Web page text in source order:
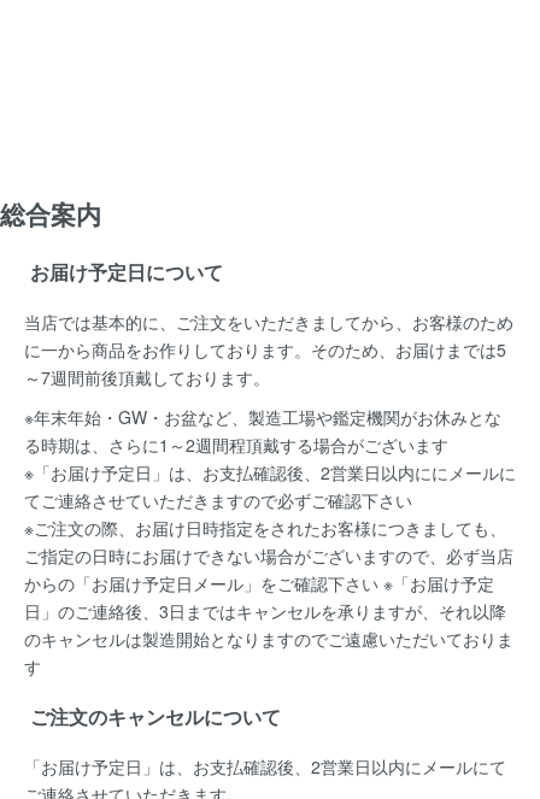
総合案内
お届け予定日について
当店では基本的に、ご注文をいただきましてから、お客様のため
に一から商品をお作りしております。そのため、お届けまでは5
～7週間前後頂戴しております。
※年末年始・GW・お盆など、製造工場や鑑定機関がお休みとな
る時期は、さらに1～2週間程頂戴する場合がございます
※「お届け予定日」は、お支払確認後、2営業日以内ににメールに
てご連絡させていただきますので必ずご確認下さい
※ご注文の際、お届け日時指定をされたお客様につきましても、
ご指定の日時にお届けできない場合がございますので、必ず当店
からの「お届け予定日メール」をご確認下さい ※「お届け予定
日」のご連絡後、3日まではキャンセルを承りますが、それ以降
のキャンセルは製造開始となりますのでご遠慮いただいておりま
す
ご注文のキャンセルについて
「お届け予定日」は、お支払確認後、 2営業日以内にメールにて
ご連絡させていただきます。